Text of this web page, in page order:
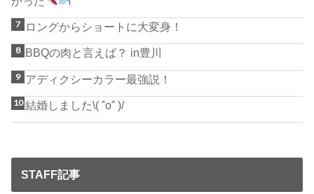
ロングからショートに大変身！
BBQの肉と言えば？ in豊川
アディクシーカラー最強説！
結婚しました\( ˆoˆ )/
STAFF記事